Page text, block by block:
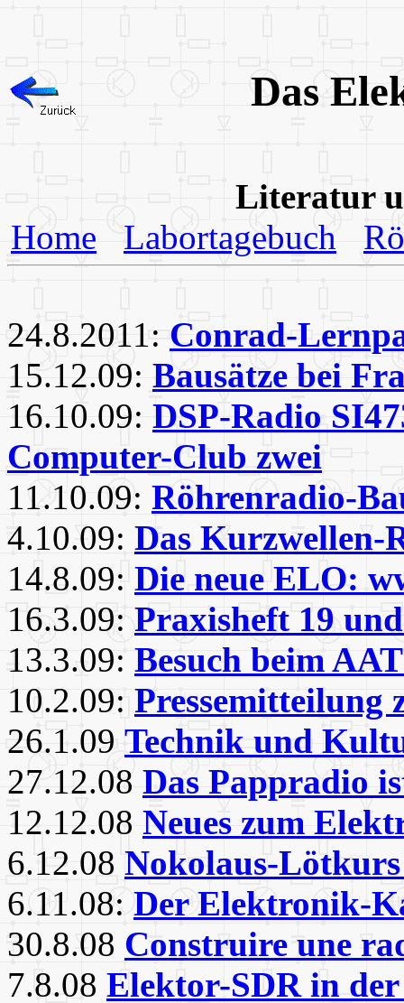
Das
Literatur
Home
Labortagebuch
24.8.2011: Conrad-
15.12.09: Bausätze bei
16.10.09: DSP-Radio
Computer-Club zwei
11.10.09: Röhrenradio-
4.10.09: Das Kurzwellen-
14.8.09: Die neue ELO:
16.3.09: Praxisheft 19
13.3.09: Besuch beim
10.2.09: Pressemitteilung
26.1.09 Technik und
27.12.08 Das Pappradio
12.12.08 Neues zum
6.12.08 Nokolaus-Lötkurs
6.11.08: Der Elektronik-
30.8.08 Construire une
7.8.08 Elektor-SDR in